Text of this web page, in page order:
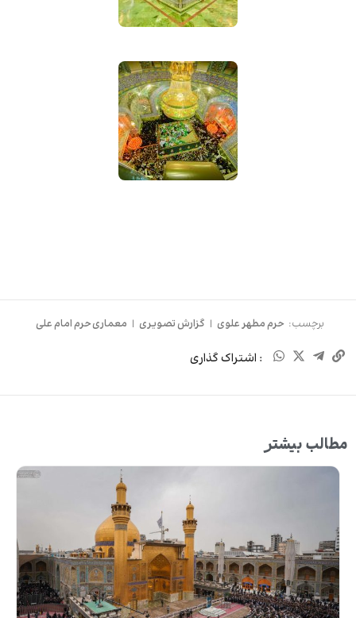
برچسب: حرم مطهر علوی | گزارش تصویری | معماری حرم امام علی
: اشتراک گذاری
مطالب بیشتر